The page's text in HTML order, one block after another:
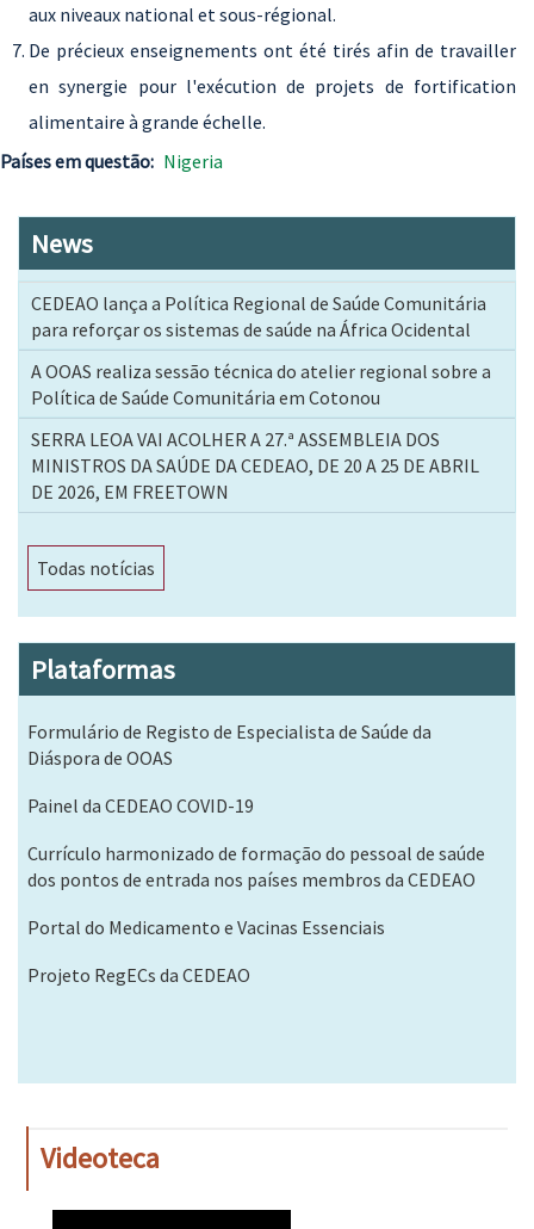
aux niveaux national et sous-régional.
De précieux enseignements ont été tirés afin de travailler
en synergie pour l'exécution de projets de fortification
alimentaire à grande échelle.
Países em questão Nigeria
News
CEDEAO lança a Política Regional de Saúde Comunitária
para reforçar os sistemas de saúde na África Ocidental
A OOAS realiza sessão técnica do atelier regional sobre a
Política de Saúde Comunitária em Cotonou
SERRA LEOA VAI ACOLHER A 27.ª ASSEMBLEIA DOS
MINISTROS DA SAÚDE DA CEDEAO, DE 20 A 25 DE ABRIL
DE 2026, EM FREETOWN
Todas notícias
Plataformas
Formulário de Registo de Especialista de Saúde da
Diáspora de OOAS
Painel da CEDEAO COVID-19
Currículo harmonizado de formação do pessoal de saúde
dos pontos de entrada nos países membros da CEDEAO
Portal do Medicamento e Vacinas Essenciais
Projeto RegECs da CEDEAO
Videoteca